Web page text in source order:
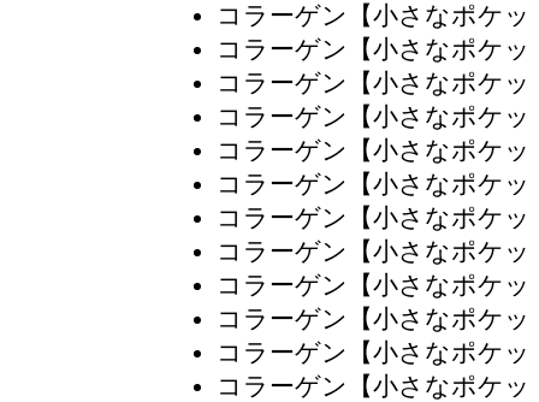
コラーゲン【小さなポケ
コラーゲン【小さなポケ
コラーゲン【小さなポケ
コラーゲン【小さなポケ
コラーゲン【小さなポケ
コラーゲン【小さなポケ
コラーゲン【小さなポケ
コラーゲン【小さなポケ
コラーゲン【小さなポケ
コラーゲン【小さなポケ
コラーゲン【小さなポケ
コラーゲン【小さなポケ